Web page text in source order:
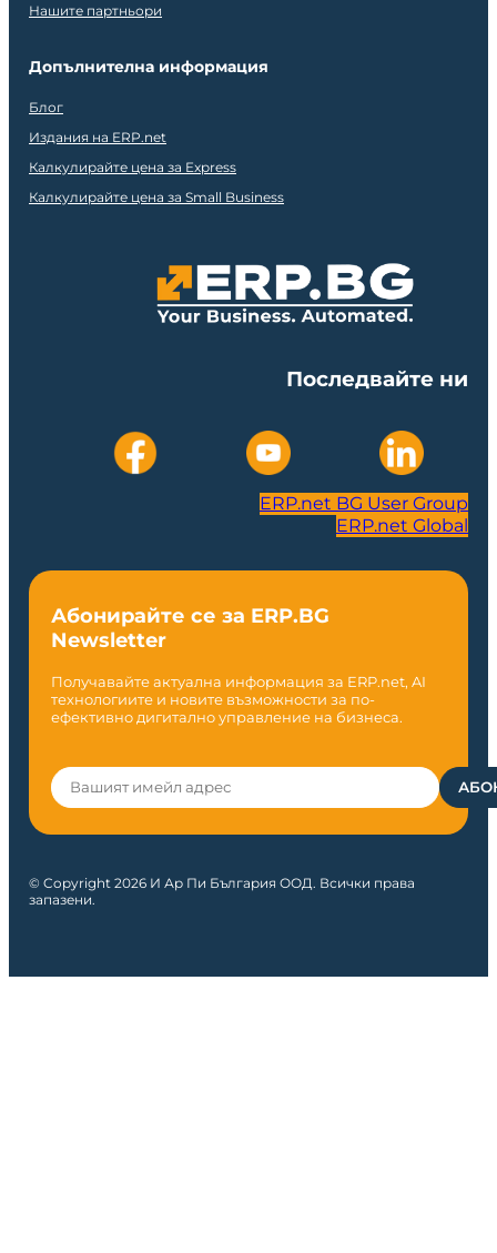
Нашите партньори
Допълнителна информация
Блог
Издания на ERP.net
Калкулирайте цена за Express
Калкулирайте цена за Small Business
Последвайте ни
ERP.net BG User Group
ERP.net Global
Абонирайте се за ERP.BG
Newsletter
Получавайте актуална информация за ERP.net, AI
технологиите и новите възможности за по-
ефективно дигитално управление на бизнеса.
© Copyright 2026 И Ар Пи България ООД. Всички права
запазени.